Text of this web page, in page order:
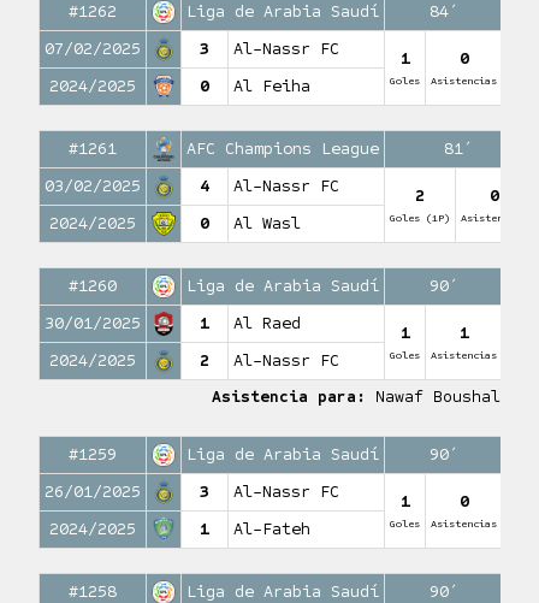
#1262 Liga de Arabia Saudí
84′
07/02/2025
3 Al-Nassr FC 1
Goles
0
Asistencias
2024/2025 0 Al Feiha
#1261 AFC Champions League
81′
03/02/2025
4 Al-Nassr FC 2
Goles (1P)
0
Asistencias
2024/2025 0 Al Wasl
#1260 Liga de Arabia Saudí
90′
30/01/2025
1 Al Raed 1
Goles
1
Asistencias
2024/2025 2
Al-Nassr FC
Asistencia para:
Nawaf Boushal
#1259 Liga de Arabia Saudí
90′
26/01/2025
3 Al-Nassr FC 1
Goles
0
Asistencias
2024/2025 1 Al-Fateh
#1258 Liga de Arabia Saudí
90′